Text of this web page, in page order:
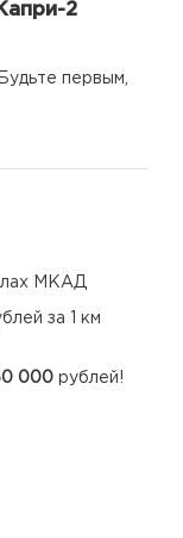
2
первым,
МКАД
за 1 км
000 рублей!